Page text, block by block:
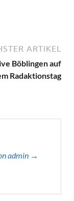
ARTIKEL
Böblingen auf
Radaktionstag
admin →